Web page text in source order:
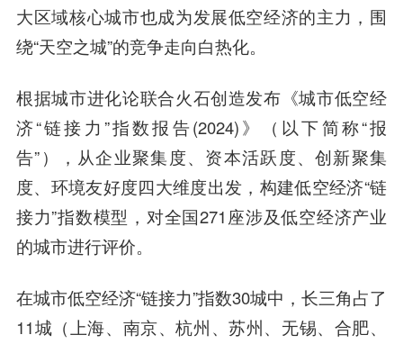
大区域核心城市也成为发展低空经济的主力，围
绕“天空之城”的竞争走向白热化。
根据城市进化论联合火石创造发布《城市低空经
济“链接力”指数报告(2024)》（以下简称“报
告”），从企业聚集度、资本活跃度、创新聚集
度、环境友好度四大维度出发，构建低空经济“链
接力”指数模型，对全国271座涉及低空经济产业
的城市进行评价。
在城市低空经济“链接力”指数30城中，长三角占了
11城（上海、南京、杭州、苏州、无锡、合肥、